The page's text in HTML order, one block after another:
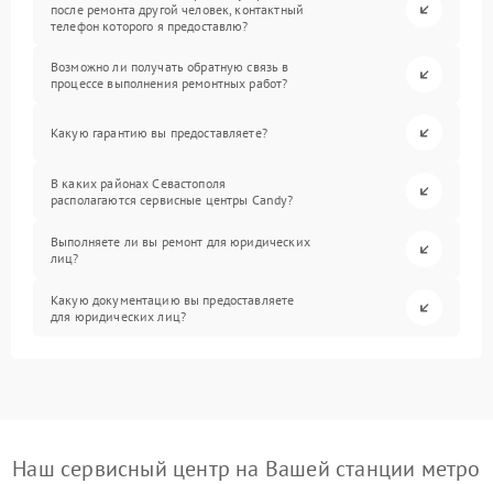
после ремонта другой человек, контактный
телефон которого я предоставлю?
Возможно ли получать обратную связь в
процессе выполнения ремонтных работ?
Какую гарантию вы предоставляете?
В каких районах Севастополя
располагаются сервисные центры Candy?
Выполняете ли вы ремонт для юридических
лиц?
Какую документацию вы предоставляете
для юридических лиц?
Наш сервисный центр на Вашей станции метро